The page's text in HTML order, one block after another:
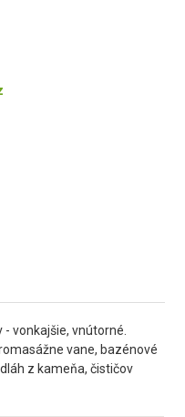
vonkajšie, vnútorné.
vane, bazénové
z kameňa, čističov